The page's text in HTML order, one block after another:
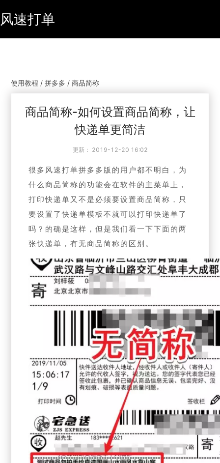
风速打单
使用教程 / 拼多多 / 商品简称
商品简称-如何设置商品简称，让
快递单更简洁
更新： 2019-12-20 16:02
很多风速打单拼多多版的用户都不明白，为
什么商品简称的功能会在软件的主菜单上，
打印快递单又不是必须要设置商品简称，只
要设置了快递单模板不就可以打印快递单了
吗？的确是这样，但是我们看一下下面的两
张快递单，有无商品简称的区别。